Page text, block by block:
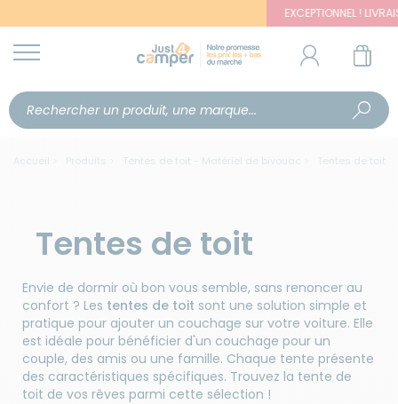
EXCEPTIONNEL ! LIVRAISON
Accueil Produits Tentes de toit - Matériel de bivouac Tentes de toit
Tentes de toit
Envie de dormir où bon vous semble, sans renoncer au
confort ? Les tentes de toit sont une solution simple et
pratique pour ajouter un couchage sur votre voiture. Elle
est idéale pour bénéficier d'un couchage pour un
couple, des amis ou une famille. Chaque tente présente
des caractéristiques spécifiques. Trouvez la tente de
toit de vos rêves parmi cette sélection !